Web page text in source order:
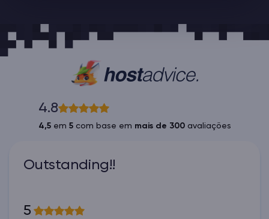
4.8
4,5em 5com base em mais de 300avaliações
Outstanding!!
5